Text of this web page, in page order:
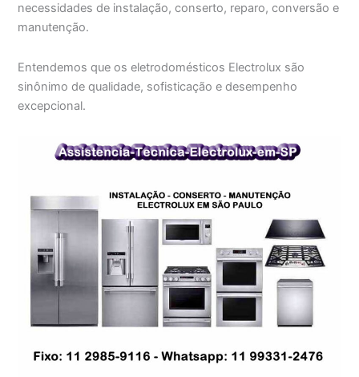
necessidades de instalação, conserto, reparo, conversão e
manutenção.
Entendemos que os eletrodomésticos Electrolux são
sinônimo de qualidade, sofisticação e desempenho
excepcional.